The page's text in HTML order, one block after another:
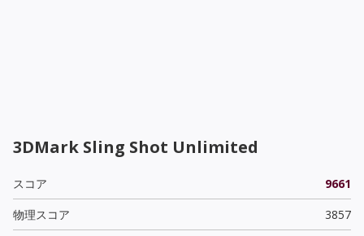
3DMark Sling Shot Unlimited
スコア
9661
物理スコア
3857